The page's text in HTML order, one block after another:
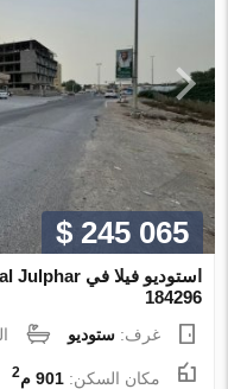
$ 245 065
184296
غرف:ستوديو
مكان السكن:901 م 2